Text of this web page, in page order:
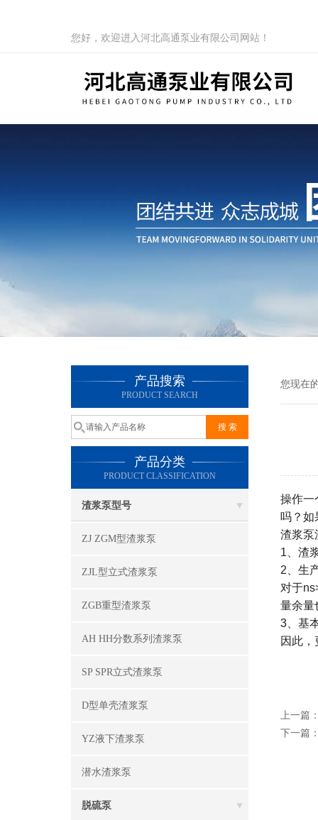
您好，欢迎进入河北高通泵业有限公司网站！
产品搜索
PRODUCT SEARCH
产品分类
PRODUCT CLASSIFICATION
渣浆泵型号
ZJ ZGM型渣浆泵
ZJL型立式渣浆泵
ZGB重型渣浆泵
AH HH分数系列渣浆泵
SP SPR立式渣浆泵
D型单壳渣浆泵
YZ液下渣浆泵
潜水渣浆泵
脱硫泵
您现在
操作一
吗？如
渣浆泵
1、渣
2、生
对于
量余量
3、基
因此
上一篇
下一篇